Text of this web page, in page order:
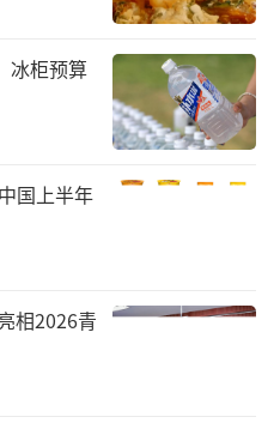
案，但始祖鸟和蔡国
题。这场烟花秀所在
态环境极端脆弱，一旦
的。
尽管主办方声称使
及承诺进行生态修
评，科学性和合法性
地区属于高山草甸生
冰柜预算
国上半年
相2026青